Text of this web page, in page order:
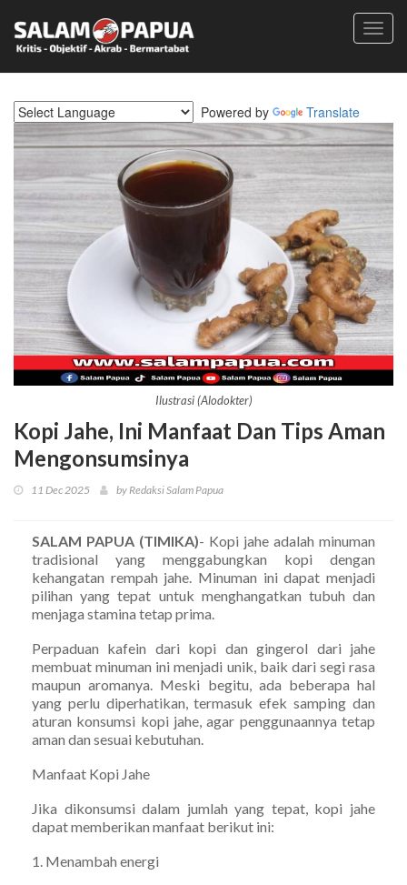
Powered by Translate
Ilustrasi (Alodokter)
Kopi Jahe, Ini Manfaat Dan Tips Aman
Mengonsumsinya
11 Dec 2025 by Redaksi Salam Papua
SALAM PAPUA (TIMIKA)- Kopi jahe adalah minuman
tradisional yang menggabungkan kopi dengan
kehangatan rempah jahe. Minuman ini dapat menjadi
pilihan yang tepat untuk menghangatkan tubuh dan
menjaga stamina tetap prima.
Perpaduan kafein dari kopi dan gingerol dari jahe
membuat minuman ini menjadi unik, baik dari segi rasa
maupun aromanya. Meski begitu, ada beberapa hal
yang perlu diperhatikan, termasuk efek samping dan
aturan konsumsi kopi jahe, agar penggunaannya tetap
aman dan sesuai kebutuhan.
Manfaat Kopi Jahe
Jika dikonsumsi dalam jumlah yang tepat, kopi jahe
dapat memberikan manfaat berikut ini:
1. Menambah energi